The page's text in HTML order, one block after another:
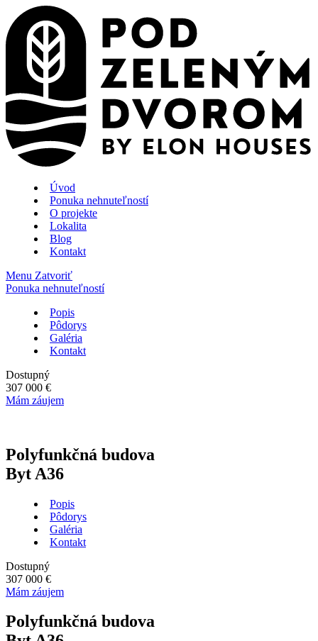
Úvod
Ponuka nehnuteľností
O projekte
Lokalita
Blog
Kontakt
Menu Zatvoriť
Ponuka nehnuteľností
Popis
Pôdorys
Galéria
Kontakt
Dostupný
307 000 €
Mám záujem
Polyfunkčná budova
Byt A36
Popis
Pôdorys
Galéria
Kontakt
Dostupný
307 000 €
Mám záujem
Polyfunkčná budova